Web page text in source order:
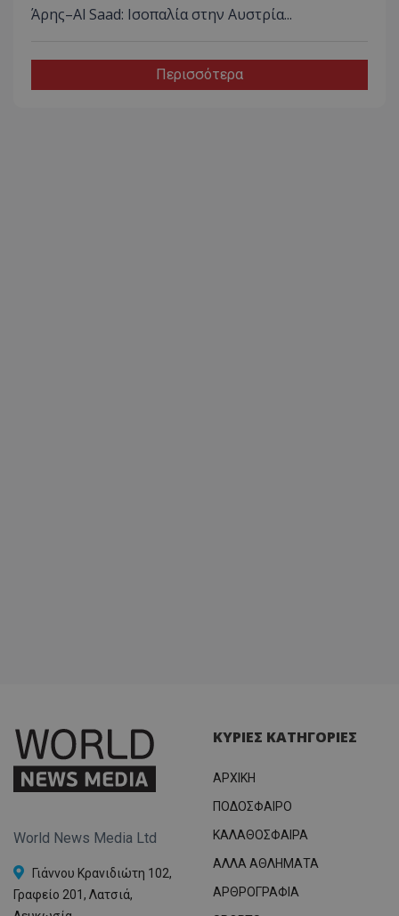
Άρης–Al Saad: Ισοπαλία στην Αυστρία...
Περισσότερα
World News Media Ltd
Γιάννου Κρανιδιώτη 102,
Γραφείο 201, Λατσιά,
ΚΥΡΙΕΣ ΚΑΤΗΓΟΡΙΕΣ
ΑΡΧΙΚΗ
ΠΟΔΟΣΦΑΙΡΟ
ΚΑΛΑΘΟΣΦΑΙΡΑ
ΑΛΛΑ ΑΘΛΗΜΑΤΑ
ΑΡΘΡΟΓΡΑΦΙΑ